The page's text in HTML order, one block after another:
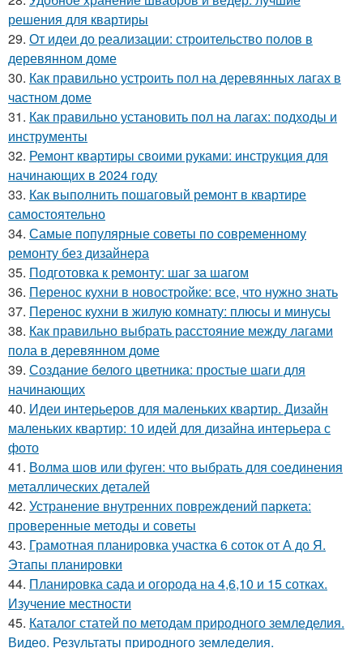
решения для квартиры
29. От идеи до реализации: строительство полов в
деревянном доме
30. Как правильно устроить пол на деревянных лагах в
частном доме
31. Как правильно установить пол на лагах: подходы и
инструменты
32. Ремонт квартиры своими руками: инструкция для
начинающих в 2024 году
33. Как выполнить пошаговый ремонт в квартире
самостоятельно
34. Самые популярные советы по современному
ремонту без дизайнера
35. Подготовка к ремонту: шаг за шагом
36. Перенос кухни в новостройке: все, что нужно знать
37. Перенос кухни в жилую комнату: плюсы и минусы
38. Как правильно выбрать расстояние между лагами
пола в деревянном доме
39. Создание белого цветника: простые шаги для
начинающих
40. Идеи интерьеров для маленьких квартир. Дизайн
маленьких квартир: 10 идей для дизайна интерьера с
фото
41. Волма шов или фуген: что выбрать для соединения
металлических деталей
42. Устранение внутренних повреждений паркета:
проверенные методы и советы
43. Грамотная планировка участка 6 соток от А до Я.
Этапы планировки
44. Планировка сада и огорода на 4,6,10 и 15 сотках.
Изучение местности
45. Каталог статей по методам природного земледелия.
Видео. Результаты природного земледелия.